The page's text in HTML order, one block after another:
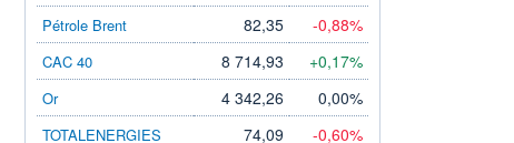
Pétrole Brent
82,35 -0,88%
CAC 40 8 714,93 +0,17%
Or 4 342,26 0,00%
TOTALENERGIES 74,09 -0,60%